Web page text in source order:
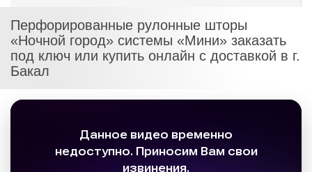
Перфорированные рулонные шторы
«Ночной город» системы «Мини» заказать
под ключ или купить онлайн с доставкой в г.
Бакал